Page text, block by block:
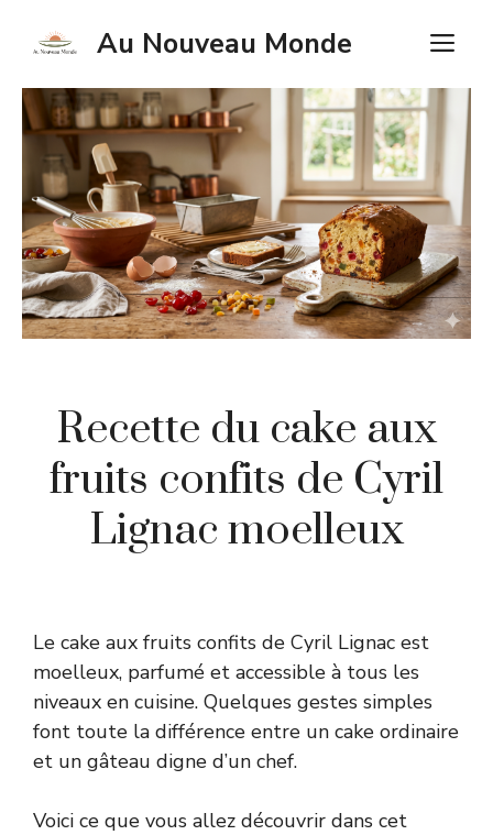
Au Nouveau Monde
Recette du cake aux
fruits confits de Cyril
Lignac moelleux
Le cake aux fruits confits de Cyril Lignac est
moelleux, parfumé et accessible à tous les
niveaux en cuisine. Quelques gestes simples
font toute la différence entre un cake ordinaire
et un gâteau digne d’un chef.
Voici ce que vous allez découvrir dans cet